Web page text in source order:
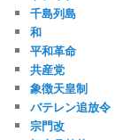
千島列島
和
平和革命
共産党
象徴天皇制
バテレン追放令
宗門改